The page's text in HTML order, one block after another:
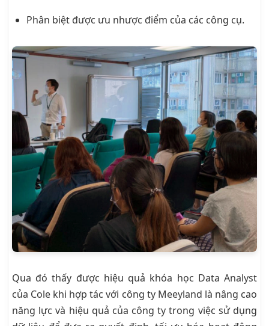
Phân biệt được ưu nhược điểm của các công cụ.
Qua đó thấy được hiệu quả khóa học Data Analyst
của Cole khi hợp tác với công ty Meeyland là nâng cao
năng lực và hiệu quả của công ty trong việc sử dụng